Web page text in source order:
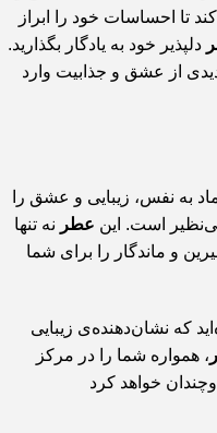
تا احساسات خود را ابراز
دلپذیر خود به یادگار بگذارید.
از عشق و جذابیت وارد
به نفس، زیبایی و عشق را
است. این عطر نه تنها
و ماندگار را برای شما
که نشان‌دهنده‌ی زیبایی
، همواره شما را در مرکز
خواهد کرد